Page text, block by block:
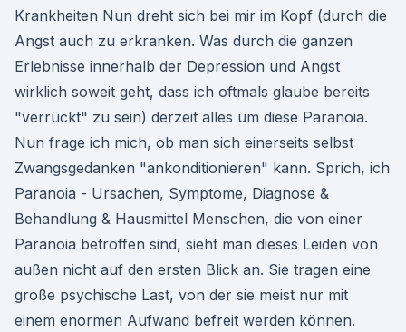
Krankheiten Nun dreht sich bei mir im Kopf (durch die
Angst auch zu erkranken. Was durch die ganzen
Erlebnisse innerhalb der Depression und Angst
wirklich soweit geht, dass ich oftmals glaube bereits
"verrückt" zu sein) derzeit alles um diese Paranoia.
Nun frage ich mich, ob man sich einerseits selbst
Zwangsgedanken "ankonditionieren" kann. Sprich, ich
Paranoia - Ursachen, Symptome, Diagnose &
Behandlung & Hausmittel Menschen, die von einer
Paranoia betroffen sind, sieht man dieses Leiden von
außen nicht auf den ersten Blick an. Sie tragen eine
große psychische Last, von der sie meist nur mit
einem enormen Aufwand befreit werden können.